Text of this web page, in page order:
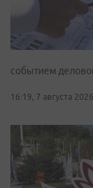
событием
16:19, 7 августа 2026